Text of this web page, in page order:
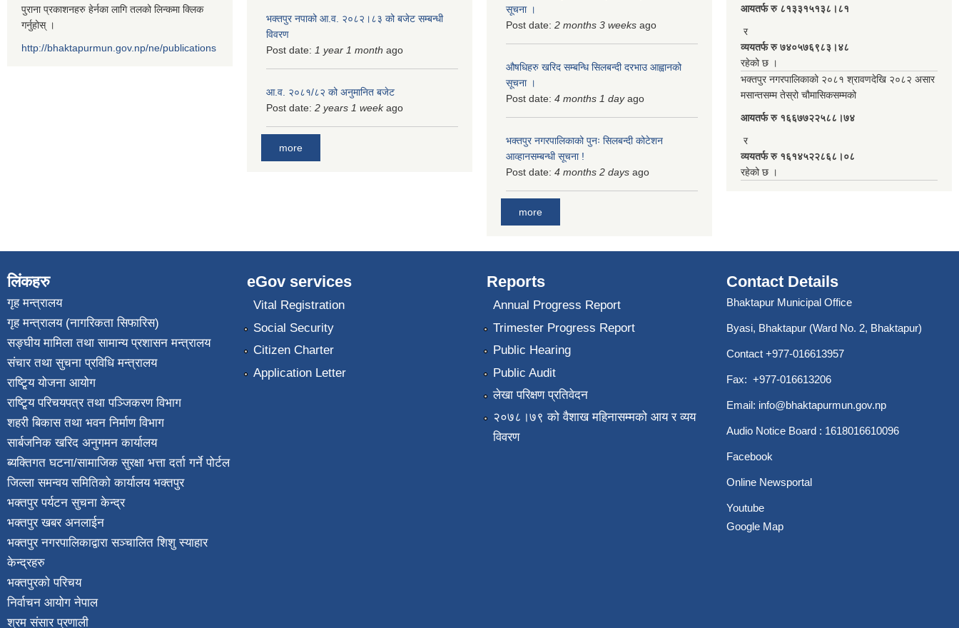
पुराना प्रकाशनहरु हेर्नका लागि तलको लिन्कमा क्लिक
गर्नुहोस् ।
http://bhaktapurmun.gov.np/ne/publications
भक्तपुर नपाको आ.व. २०८२।८३ को बजेट सम्बन्धी
विवरण
Post date: 1 year 1 month ago
आ.व. २०८१/८२ को अनुमानित बजेट
Post date: 2 years 1 weekago
more
सूचना ।
Post date: 2 months 3 weeks ago
औषधिहरु खरिद सम्बन्धि सिलबन्दी दरभाउ आह्वानको
सूचना ।
Post date: 4 months 1 dayago
भक्तपुर नगरपालिकाको पुनः सिलबन्दी कोटेशन
आव्हानसम्बन्धी सूचना !
Post date: 4 months 2 days ago
more
आयतर्फ रु‌ ८१३३१५१३८।८१
र
व्ययतर्फ रु ७४०५७६९८३।४८
रहेको छ ।
भक्तपुर नगरपालिकाको २०८१ श्रावणदेखि २०८२ असार
मसान्तसम्म तेस्रो चौमासिकसम्मको
आयतर्फ रु‌ १६६७७२२५८८।७४
र
व्ययतर्फ रु १६१४५२२८६८।०८
रहेको छ ।
लिंकहरु
गृह मन्त्रालय
गृह मन्त्रालय (नागरिकता सिफारिस)
सङ्घीय मामिला तथा सामान्य प्रशासन मन्त्रालय
संचार तथा सुचना प्रविधि मन्त्रालय
राष्टि्ृय योजना आयोग
राष्टि्ृय परिचयपत्र तथा पञ्जिकरण विभाग
शहरी बिकास तथा भवन निर्माण विभाग
सार्बजनिक खरिद अनुगमन कार्यालय
ब्यक्तिगत घटना/सामाजिक सुरक्षा भत्ता दर्ता गर्ने पोर्टल
जिल्ला समन्वय समितिको कार्यालय भक्तपुर
भक्तपुर पर्यटन सुचना केन्द्र
भक्तपुर खबर अनलाईन
भक्तपुर नगरपालिकाद्वारा सञ्चालित शिशु स्याहार
केन्द्रहरु
भक्तपुरकाे परिचय
निर्वाचन आयोग नेपाल
श्रम संसार प्रणाली
eGov services
Vital Registration
Social Security
Citizen Charter
Application Letter
Reports
Annual Progress Report
Trimester Progress Report
Public Hearing
Public Audit
लेखा परिक्षण प्रतिवेदन
२०७८।७९ को वैशाख महिनासम्मको आय र व्यय
विवरण
Contact Details
Bhaktapur Municipal Office
Byasi, Bhaktapur (Ward No. 2, Bhaktapur)
Contact +977-016613957
Fax: +977-016613206
Email: info@bhaktapurmun.gov.np
Audio Notice Board : 1618016610096
Facebook
Online Newsportal
Youtube
Google Map